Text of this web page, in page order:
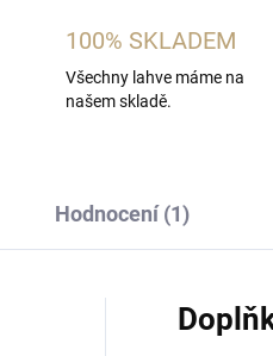
100% SKLADEM
Všechny lahve máme na
našem skladě.
Hodnocení (1)